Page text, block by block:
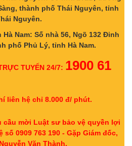
thành phố Thái Nguyên, tỉnh
Nguyên.
Nam: Số nhà 56, Ngõ 132 Đinh
phố Phủ Lý, tỉnh Hà Nam.
TUYẾN 24/7: 1900 61
liên hệ chỉ 8.000 đ/ phút.
cầu mời Luật sư bảo vệ quyền lợi
0909 763 190 - Gặp Giám đốc,
Văn Thành.